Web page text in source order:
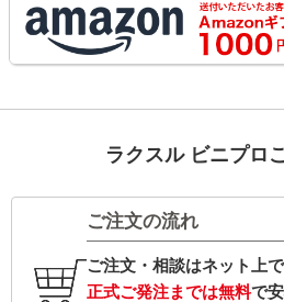
ラクスル ビニプロ
ご注文の流れ
ご注文・相談はネット上で
正式ご発注までは無料で